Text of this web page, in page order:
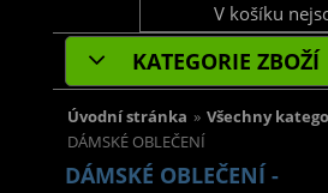
V košíku
KATEGORIE ZBOŽÍ
Úvodní stránka » Všechny
DÁMSKÉ OBLEČENÍ
DÁMSKÉ OBLEČENÍ -